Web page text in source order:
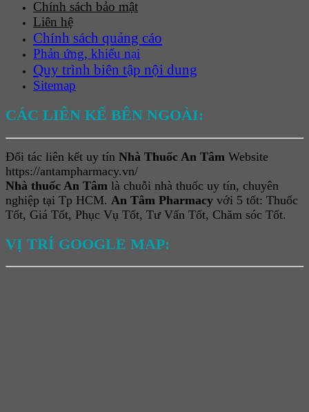
Chính sách bảo mật
Liên hệ
Chính sách quảng cáo
Phản ứng, khiếu nại
Quy trình biên tập nội dung
Sitemap
CÁC LIÊN KẾ BÊN NGOÀI:
Đối tác liên kết uy tín Nhà Thuốc An Tâm Website
https://antampharmacy.vn/
Nhà thuốc An Tâm là chuỗi nhà thuốc uy tín, chuyên
nghiệp tại Tp HCM. An Tâm Pharmacy với 5 tốt: Thuốc
Tốt, Giá Tốt, Phục Vụ Tốt, Tư Vấn Tốt, Chăm sóc Tốt.
VỊ TRÍ GOOGLE MAP: